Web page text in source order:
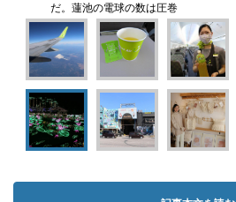
だ。蓮池の電球の数は圧巻